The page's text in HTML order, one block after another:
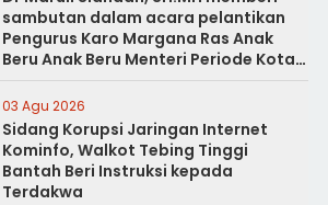
sambutan dalam acara pelantikan
Pengurus Karo Margana Ras Anak
Beru Anak Beru Menteri Periode Kota
Medan
03 Agu 2026
Sidang Korupsi Jaringan Internet
Kominfo, Walkot Tebing Tinggi
Bantah Beri Instruksi kepada
Terdakwa